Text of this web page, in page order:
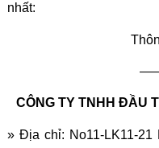
nhất:
CÔNG TY TNHH ĐẦU
» Địa chỉ: No11-LK11-